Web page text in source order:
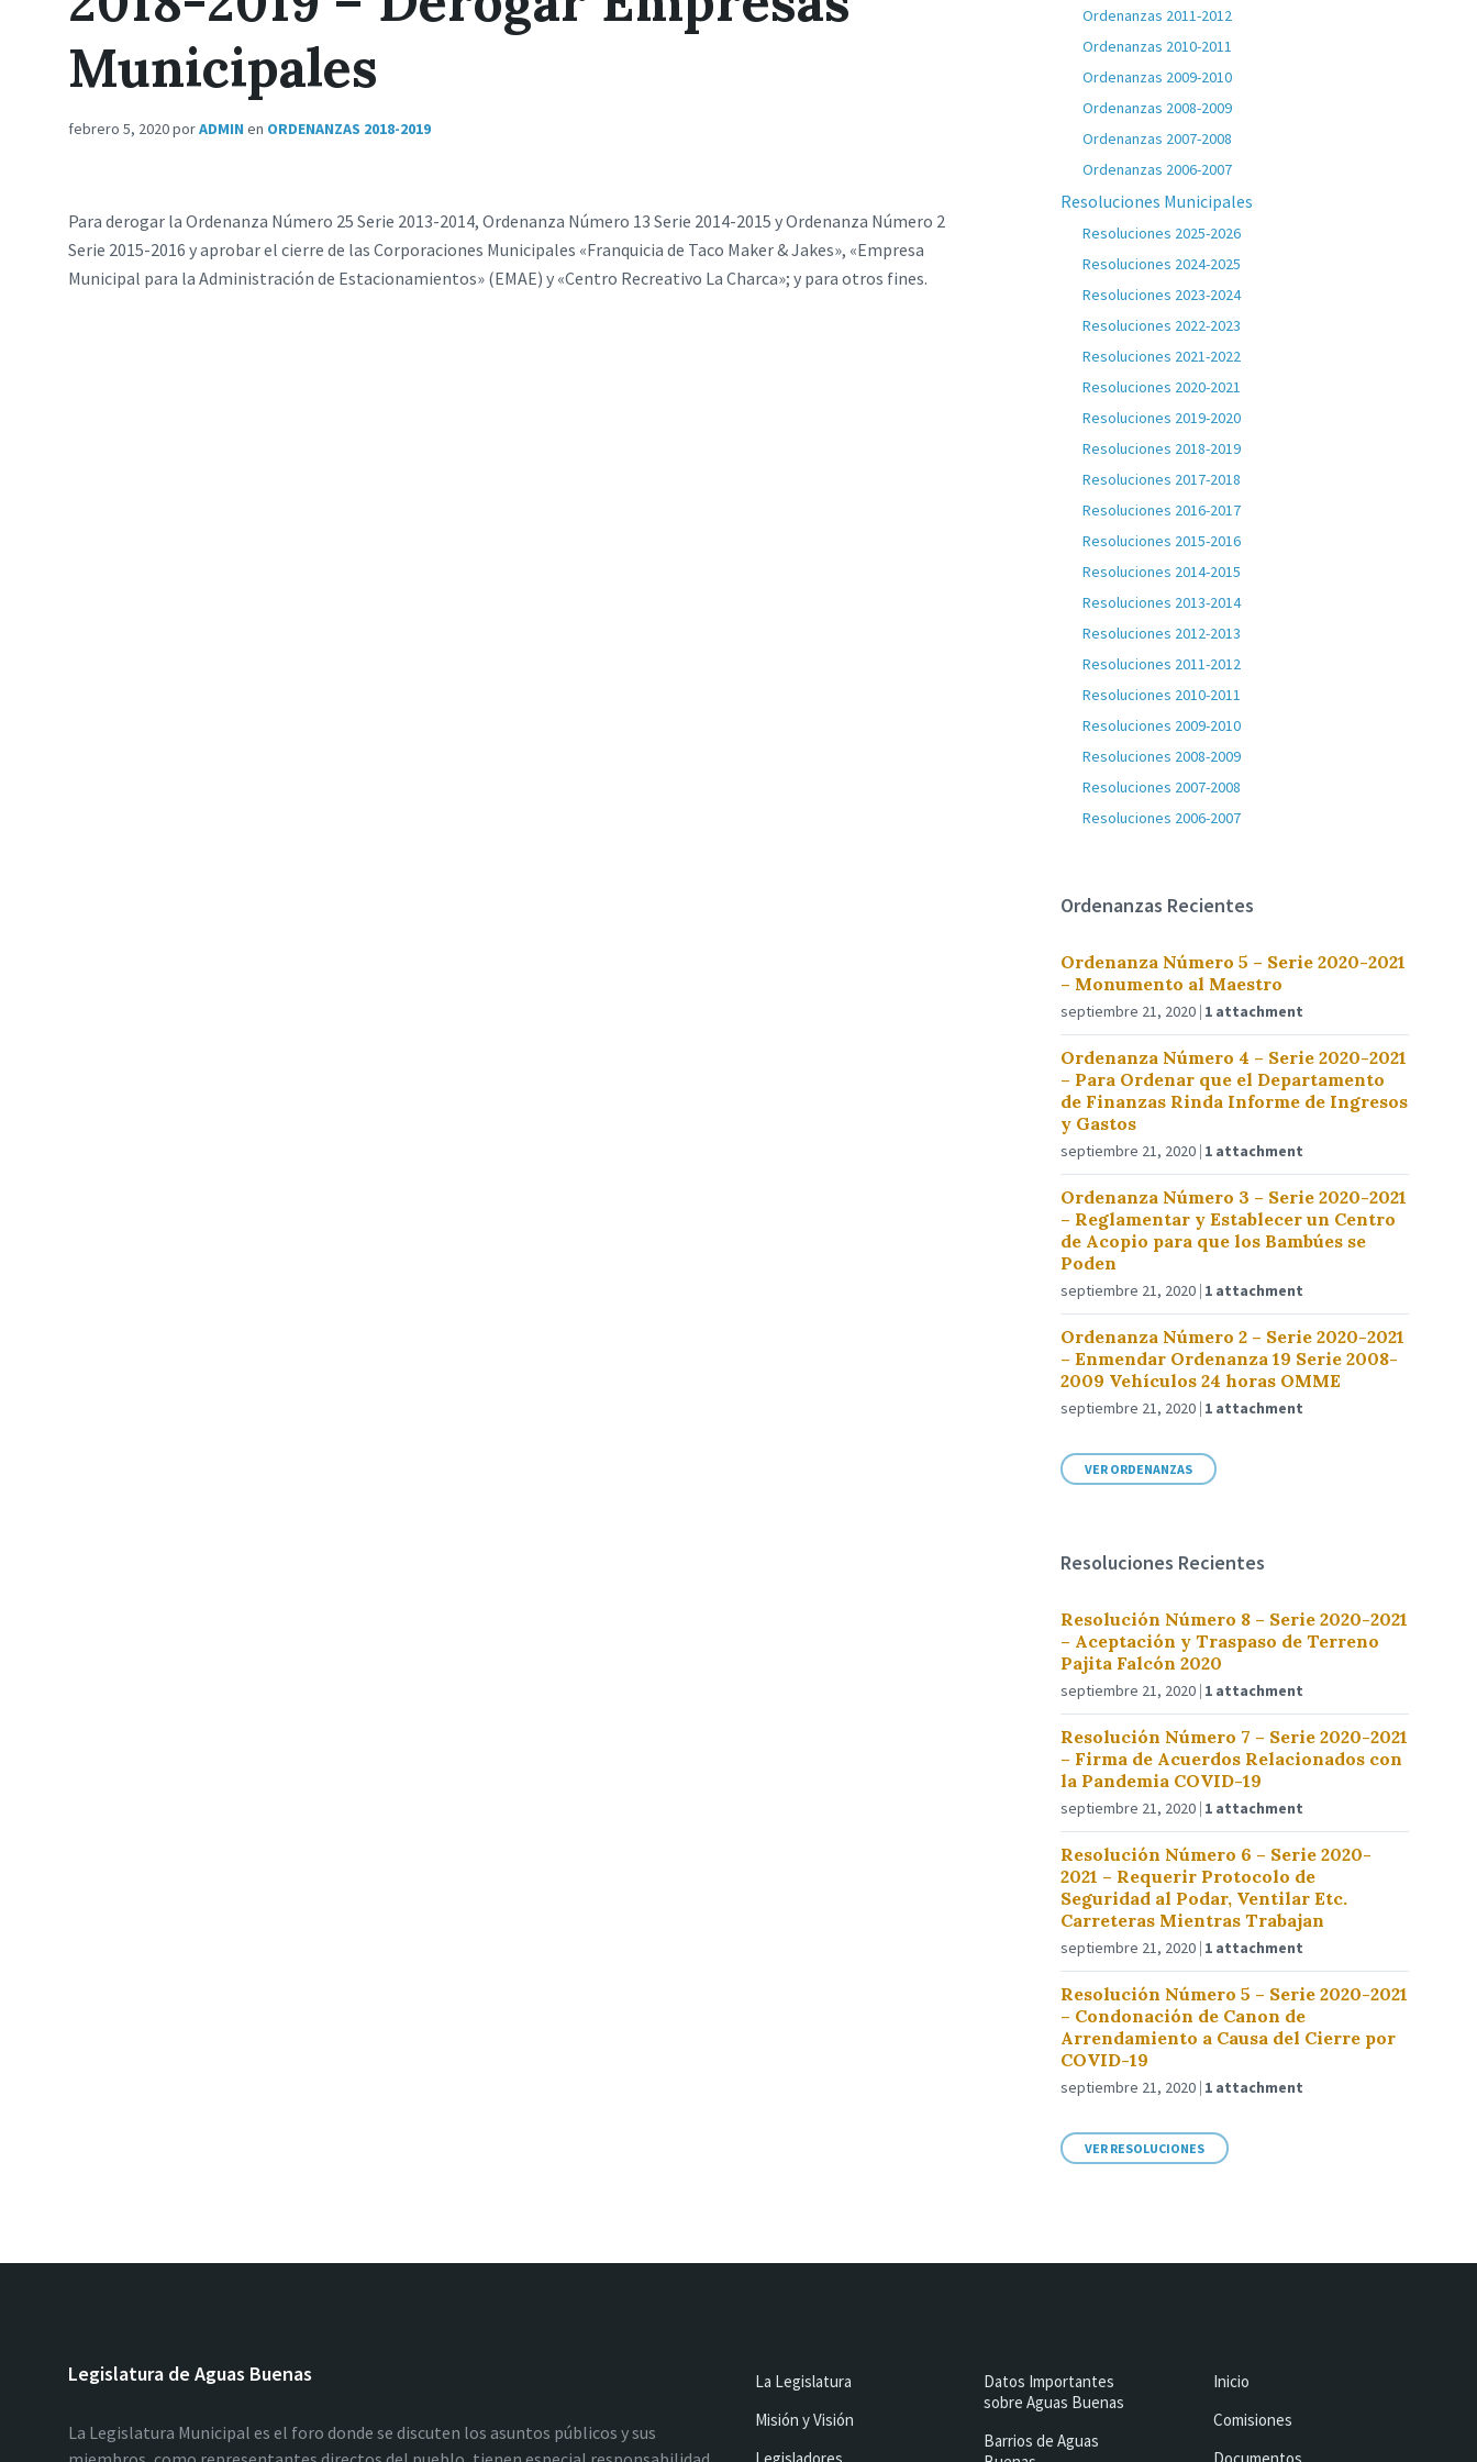
Municipales
febrero 5, 2020porADMIN en ORDENANZAS 2018-2019
Para derogar la Ordenanza Número 25 Serie 2013-2014, Ordenanza Número 13 Serie 2014-2015 y Ordenanza Número 2
Serie 2015-2016 y aprobar el cierre de las Corporaciones Municipales «Franquicia de Taco Maker & Jakes», «Empresa
Municipal para la Administración de Estacionamientos» (EMAE) y «Centro Recreativo La Charca»; y para otros fines.
Ordenanzas 2011-2012
Ordenanzas 2010-2011
Ordenanzas 2009-2010
Ordenanzas 2008-2009
Ordenanzas 2007-2008
Ordenanzas 2006-2007
Resoluciones Municipales
Resoluciones 2025-2026
Resoluciones 2024-2025
Resoluciones 2023-2024
Resoluciones 2022-2023
Resoluciones 2021-2022
Resoluciones 2020-2021
Resoluciones 2019-2020
Resoluciones 2018-2019
Resoluciones 2017-2018
Resoluciones 2016-2017
Resoluciones 2015-2016
Resoluciones 2014-2015
Resoluciones 2013-2014
Resoluciones 2012-2013
Resoluciones 2011-2012
Resoluciones 2010-2011
Resoluciones 2009-2010
Resoluciones 2008-2009
Resoluciones 2007-2008
Resoluciones 2006-2007
Ordenanzas Recientes
Ordenanza Número 5 – Serie 2020-2021
– Monumento al Maestro
septiembre 21, 2020 1 attachment
Ordenanza Número 4 – Serie 2020-2021
– Para Ordenar que el Departamento
de Finanzas Rinda Informe de Ingresos
y Gastos
septiembre 21, 2020 1 attachment
Ordenanza Número 3 – Serie 2020-2021
– Reglamentar y Establecer un Centro
de Acopio para que los Bambúes se
Poden
septiembre 21, 2020 1 attachment
Ordenanza Número 2 – Serie 2020-2021
– Enmendar Ordenanza 19 Serie 2008-
2009 Vehículos 24 horas OMME
septiembre 21, 2020 1 attachment
VER ORDENANZAS
Resoluciones Recientes
Resolución Número 8 – Serie 2020-2021
– Aceptación y Traspaso de Terreno
Pajita Falcón 2020
septiembre 21, 2020 1 attachment
Resolución Número 7 – Serie 2020-2021
– Firma de Acuerdos Relacionados con
la Pandemia COVID-19
septiembre 21, 2020 1 attachment
Resolución Número 6 – Serie 2020-
2021 – Requerir Protocolo de
Seguridad al Podar, Ventilar Etc.
Carreteras Mientras Trabajan
septiembre 21, 2020 1 attachment
Resolución Número 5 – Serie 2020-2021
– Condonación de Canon de
Arrendamiento a Causa del Cierre por
COVID-19
septiembre 21, 2020 1 attachment
VER RESOLUCIONES
Legislatura de Aguas Buenas
La Legislatura Municipal es el foro donde se discuten los asuntos públicos y sus
La Legislatura
Misión y Visión
Datos Importantes
sobre Aguas Buenas
Barrios de Aguas
Inicio
Comisiones